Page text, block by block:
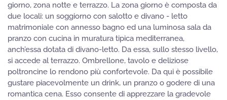
giorno, zona notte e terrazzo. La zona giorno è composta da
due locali: un soggiorno con salotto e divano - letto
matrimoniale con annesso bagno ed una luminosa sala da
pranzo con cucina in muratura tipica mediterranea,
anch’essa dotata di divano-letto. Da essa, sullo stesso livello,
si accede al terrazzo. Ombrellone, tavolo e deliziose
poltroncine lo rendono più confortevole. Da qui è possibile
gustare piacevolmente un drink, un pranzo o godere di una
romantica cena. Esso consente di apprezzare la gradevole